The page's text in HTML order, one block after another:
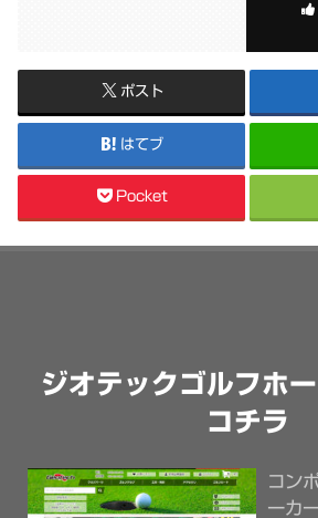
ポスト
はてブ
Pocket
ジオテックゴルフホ
コチラ
コン
ーカ